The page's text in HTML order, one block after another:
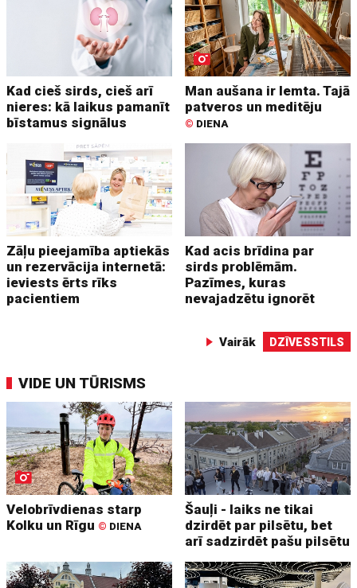
Kad cieš sirds, cieš arī
nieres: kā laikus pamanīt
bīstamus signālus
Man aušana ir lemta. Tajā
patveros un meditēju
© DIENA
Zāļu pieejamība aptiekās
un rezervācija internetā:
ieviests ērts rīks
pacientiem
Kad acis brīdina par
sirds problēmām.
Pazīmes, kuras
nevajadzētu ignorēt
Vairāk DZĪVESSTILS
VIDE UN TŪRISMS
Velobrīvdienas starp
Kolku un Rīgu © DIENA
Šauļi - laiks ne tikai
dzirdēt par pilsētu, bet
arī sadzirdēt pašu pilsētu